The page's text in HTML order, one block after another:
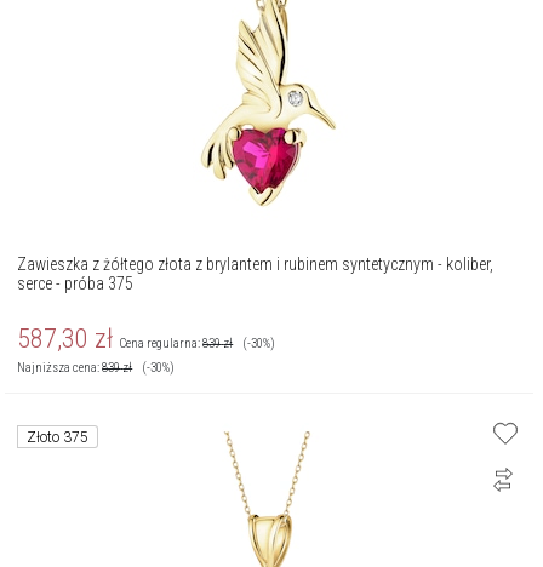
Zawieszka z żółtego złota z brylantem i rubinem syntetycznym - koliber,
serce - próba 375
587,30 zł Cena regularna:839zł
(-30%)
Najniższa cena:839zł (-30%)
Złoto 375